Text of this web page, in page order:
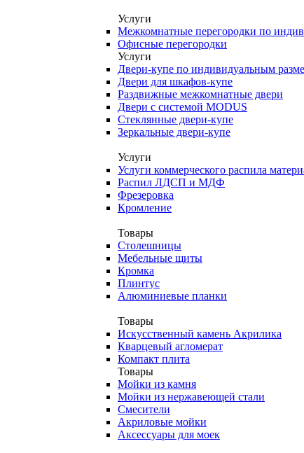
Услуги
Межкомнатные перегородки по
Офисные перегородки
Услуги
Двери-купе по индивидуальным
Двери для шкафов-купе
Раздвижные межкомнатные двери
Двери с системой MODUS
Стеклянные двери-купе
Зеркальные двери-купе
Услуги
Услуги коммерческого распила
Распил ЛДСП и МДФ
Фрезеровка
Кромление
Товары
Столешницы
Мебельные щиты
Кромка
Плинтус
Алюминиевые планки
Товары
Искусственный камень Акрилика
Кварцевый агломерат
Компакт плита
Товары
Мойки из камня
Мойки из нержавеющей стали
Смесители
Акриловые мойки
Аксессуары для моек